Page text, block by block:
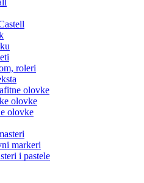
roleri
olovke
olovke
olovke
markeri
i pastele